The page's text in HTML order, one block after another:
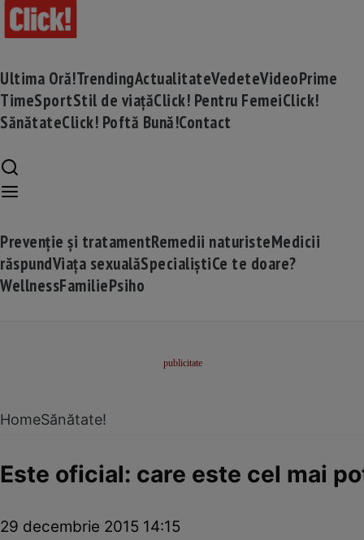
Ultima Oră!TrendingActualitateVedeteVideoPrime
TimeSportStil de viațăClick! Pentru FemeiClick!
SănătateClick! Poftă Bună!Contact
Prevenție și tratamentRemedii naturisteMedicii
răspundViața sexualăSpecialiștiCe te doare?
WellnessFamiliePsiho
HomeSănătate!
Este oficial: care este cel mai
29 decembrie 2015 14:15